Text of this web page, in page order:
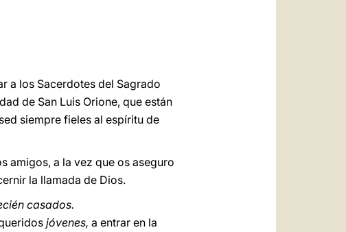
a los Sacerdotes del Sagrado
de San Luis Orione, que están
siempre fieles al espíritu de
amigos, a la vez que os aseguro
la llamada de Dios.
casados.
jóvenes, a entrar en la